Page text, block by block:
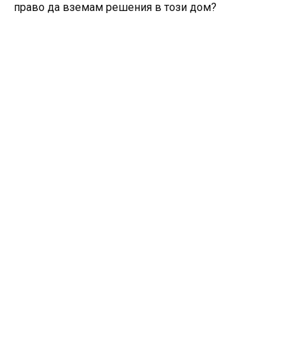
право да вземам решения в този дом?